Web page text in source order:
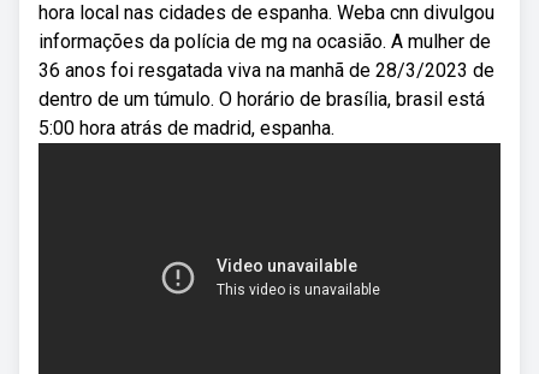
hora local nas cidades de espanha. Weba cnn divulgou
informações da polícia de mg na ocasião. A mulher de
36 anos foi resgatada viva na manhã de 28/3/2023 de
dentro de um túmulo. O horário de brasília, brasil está
5:00 hora atrás de madrid, espanha.